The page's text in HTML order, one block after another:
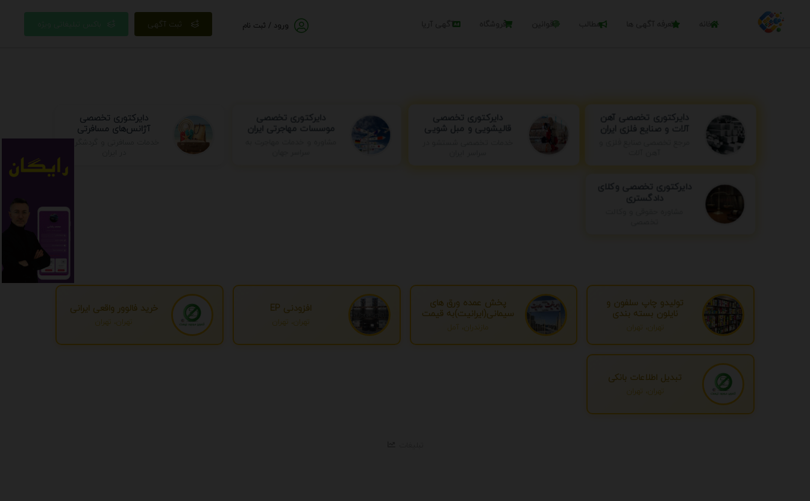
ثبت آگهی ورود / ثبت نام خانه تعرفه آگهی ها مطالب قوانین فروشگاه آگهی آریا
دایرکتوری تخصصی آهن
آلات و صنایع فلزی ایران
دایرکتوری تخصصی
قالیشویی و مبل شویی
دایرکتوری تخصصی
موسسات مهاجرتی ایران
دایرکتوری تخصصی
آژانس‌های مسافرتی
خدمات مسافرتی و گردشگری
دایرکتوری تخصصی وکلای
دادگستری
تولیدو چاپ سلفون و
نایلون بسته بندی
تهران، تهران
پخش عمده ورق های
سیمانی(ایرانیت)به قیمت
درب کارخانه
مازندران، آمل
افزودنی EP
تهران، تهران
خرید فالوور واقعی ایرانی
تهران، تهران
تبدیل اطلاعات بانکی
تهران، تهران